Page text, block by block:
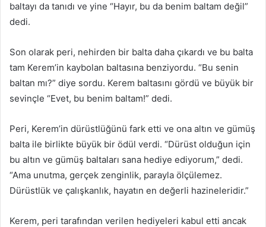
baltayı da tanıdı ve yine “Hayır, bu da benim baltam değil”
dedi.
Son olarak peri, nehirden bir balta daha çıkardı ve bu balta
tam Kerem’in kaybolan baltasına benziyordu. “Bu senin
baltan mı?” diye sordu. Kerem baltasını gördü ve büyük bir
sevinçle “Evet, bu benim baltam!” dedi.
Peri, Kerem’in dürüstlüğünü fark etti ve ona altın ve gümüş
balta ile birlikte büyük bir ödül verdi. “Dürüst olduğun için
bu altın ve gümüş baltaları sana hediye ediyorum,” dedi.
“Ama unutma, gerçek zenginlik, parayla ölçülemez.
Dürüstlük ve çalışkanlık, hayatın en değerli hazineleridir.”
Kerem, peri tarafından verilen hediyeleri kabul etti ancak